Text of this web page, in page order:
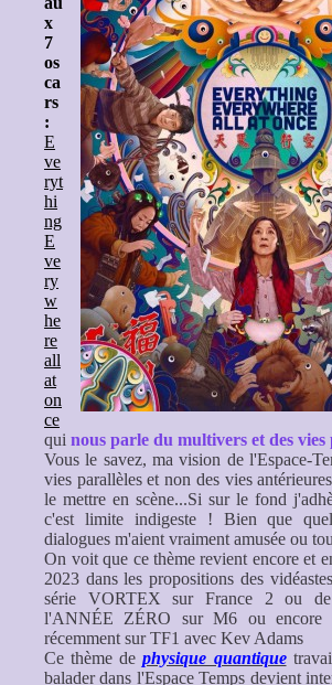
x
7
os
ca
rs
:
E
ve
ryt
hi
ng
E
ve
ry
w
he
re
all
at
on
ce
quinous parle du multivers et des vies
Vous le savez, ma vision de l'Espace-
vies parallèles et non des vies
le mettre en scène...Si sur le fond
c'est limite indigeste ! Bien que
dialogues m'aient vraiment amusée ou
On voit que ce thème revient encore et
2023 dans les propositions des
série VORTEX sur France 2 ou de
l'ANNÉE ZÉRO sur M6 ou encore
récemment sur TF1 avec Kev Adams
Ce thème dephysique quantique
balader dans l'Espace Temps devient